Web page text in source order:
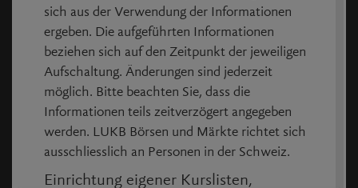
Partners Group teilt bestehenden Fonds in
Beteiligungs- und Realisierungsaktien
15:09
14.06.2026
Presseschau vom Wochenende 24 (13./14. Juni)
22:31
12.06.2026
Partners Group schliesst weitere
Einschränkungen bei Evergreen-Fonds aus
Partners Group schliesst ein Einfrieren bei
Evergreen-Fonds aus
11:42 Partners Group peilt 1,5 Milliarden Dollar für
sich aus der Verwendung der Informationen
ergeben. Die aufgeführten Informationen
beziehen sich auf den Zeitpunkt der jeweiligen
Aufschaltung. Änderungen sind jederzeit
möglich. Bitte beachten Sie, dass die
Informationen teils zeitverzögert angegeben
werden. LUKB Börsen und Märkte richtet sich
ausschliesslich an Personen in der Schweiz.
Einrichtung eigener Kurslisten,